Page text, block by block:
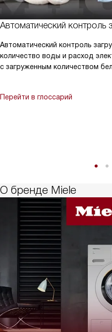
Автоматический контроль
Автоматический контроль
количество воды и расход
с загруженным количеством
Перейти в глоссарий
О бренде Miele